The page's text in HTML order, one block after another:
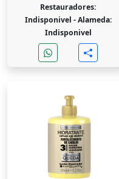
Restauradores:
Indisponivel -Alameda:
Indisponivel